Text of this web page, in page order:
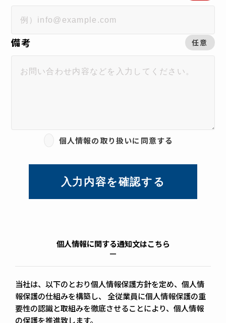
任意
備考
個人情報の取り扱いに同意する
入力内容を確認する
個人情報に関する通知文はこちら
当社は、以下のとおり個人情報保護方針を定め、個人情
報保護の仕組みを構築し、 全従業員に個人情報保護の重
要性の認識と取組みを徹底させることにより、個人情報
の保護を推進致します。